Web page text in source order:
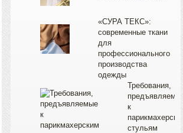
«СУРА ТЕКС»:
современные ткани
для
профессионального
производства
одежды
Требования,
предъявляемые
к
парикмахерским
стульям